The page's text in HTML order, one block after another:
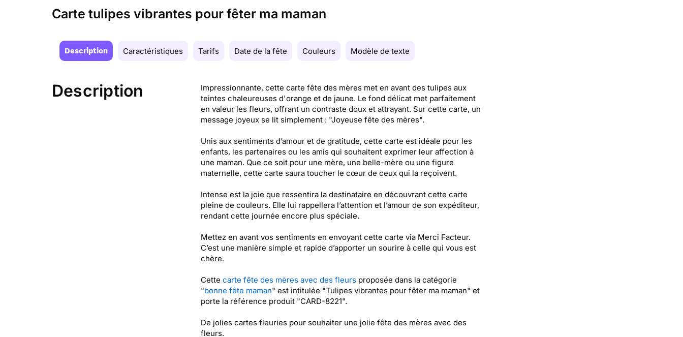
Carte tulipes vibrantes pour fêter ma maman
Description Caractéristiques Tarifs Date de la fête Couleurs Modèle de texte
Description
Impressionnante, cette carte fête des mères met en avant des tulipes aux
teintes chaleureuses d'orange et de jaune. Le fond délicat met parfaitement
en valeur les fleurs, offrant un contraste doux et attrayant. Sur cette carte, un
message joyeux se lit simplement : "Joyeuse fête des mères".
Unis aux sentiments d’amour et de gratitude, cette carte est idéale pour les
enfants, les partenaires ou les amis qui souhaitent exprimer leur affection à
une maman. Que ce soit pour une mère, une belle-mère ou une figure
maternelle, cette carte saura toucher le cœur de ceux qui la reçoivent.
Intense est la joie que ressentira la destinataire en découvrant cette carte
pleine de couleurs. Elle lui rappellera l’attention et l’amour de son expéditeur,
rendant cette journée encore plus spéciale.
Mettez en avant vos sentiments en envoyant cette carte via Merci Facteur.
C’est une manière simple et rapide d’apporter un sourire à celle qui vous est
chère.
Cette carte fête des mères avec des fleursproposée dans la catégorie
"bonne fête maman" est intitulée "Tulipes vibrantes pour fêter ma maman" et
porte la référence produit "CARD-8221".
De jolies cartes fleuries pour souhaiter une jolie fête des mères avec des
fleurs.